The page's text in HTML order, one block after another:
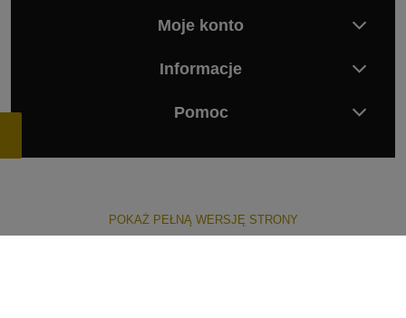
Moje konto
Informacje
Pomoc
POKAŻ PEŁNĄ WERSJĘ STRONY